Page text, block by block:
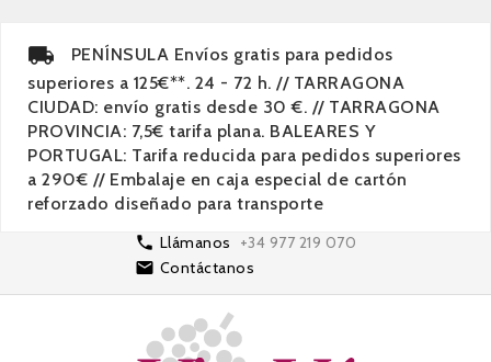
PENÍNSULA Envíos gratis para pedidos
superiores a 125€**. 24 - 72 h. // TARRAGONA
CIUDAD: envío gratis desde 30 €. // TARRAGONA
PROVINCIA: 7,5€ tarifa plana. BALEARES Y
PORTUGAL: Tarifa reducida para pedidos superiores
a 290€ // Embalaje en caja especial de cartón
reforzado diseñado para transporte
 Llámanos
+34 977 219 070
 Contáctanos